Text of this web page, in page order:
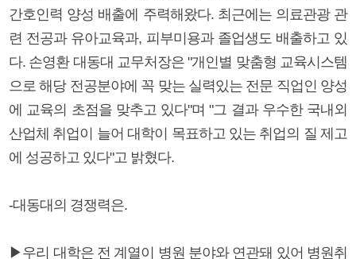
간호인력 양성 배출에 주력해왔다. 최근에는 의료관광 관
련 전공과 유아교육과, 피부미용과 졸업생도 배출하고 있
다. 손영환 대동대 교무처장은 "개인별 맞춤형 교육시스템
으로 해당 전공분야에 꼭 맞는 실력있는 전문 직업인 양성
에 교육의 초점을 맞추고 있다"며 "그 결과 우수한 국내외
산업체 취업이 늘어 대학이 목표하고 있는 취업의 질 제고
에 성공하고 있다"고 밝혔다.
-대동대의 경쟁력은.
▶우리 대학은 전 계열이 병원 분야와 연관돼 있어 병원취